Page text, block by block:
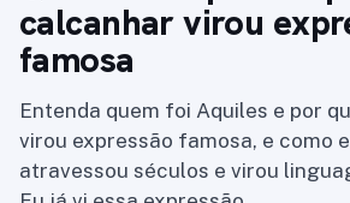
calcanhar virou
famosa
Entenda quem foi Aquiles e por
virou expressão famosa, e como
atravessou séculos e virou